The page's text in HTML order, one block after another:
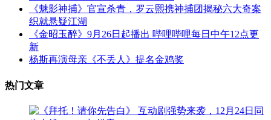
《魅影神捕》官宣杀青，罗云熙携神捕团揭秘六大奇案
织就悬疑江湖
《金昭玉醉》9月26日起播出 哔哩哔哩每日中午12点更
新
杨斯再演母亲《不丢人》提名金鸡奖
热门文章